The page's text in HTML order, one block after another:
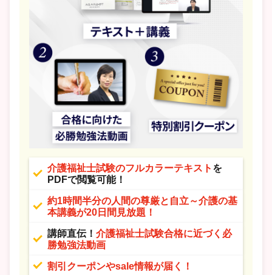
介護福祉士試験のフルカラーテキスト を
PDFで閲覧可能！
約1時間半分の人間の尊厳と自立～介護の基
本講義が20日間見放題！
講師直伝！ 介護福祉士試験合格に近づく必
勝勉強法動画
割引クーポンやsale情報が届く！